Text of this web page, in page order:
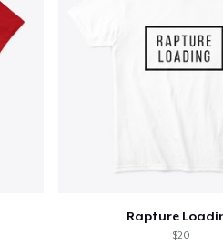
Rapture
$20